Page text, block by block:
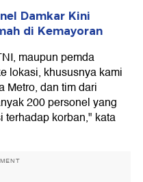
Damkar Kini
di Kemayoran
maupun pemda
lokasi, khususnya kami
Metro, dan tim dari
200 personel yang
terhadap korban," kata